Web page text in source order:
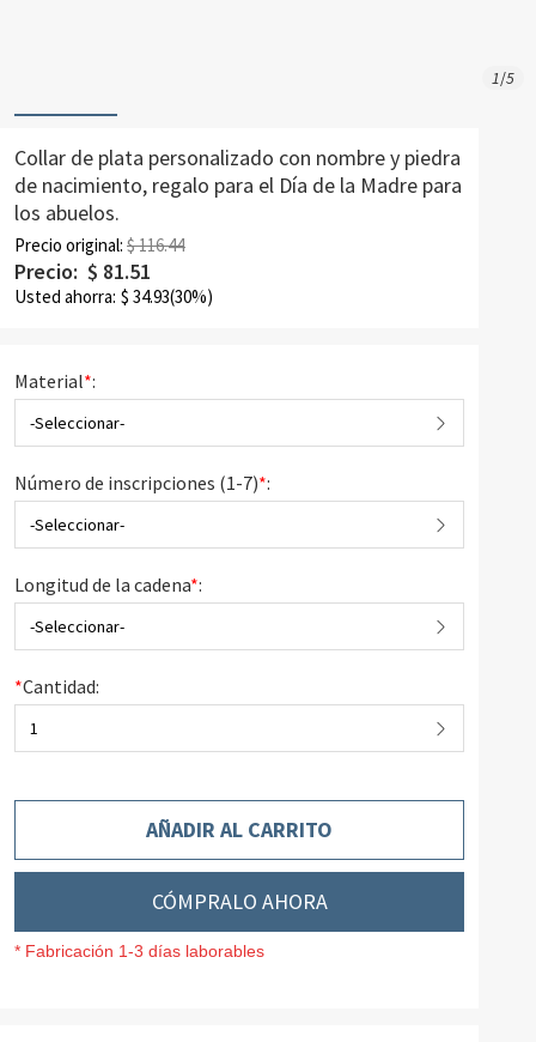
1/5
Collar de plata personalizado con nombre y piedra
de nacimiento, regalo para el Día de la Madre para
los abuelos.
Precio original: $ 116.44
Precio: $ 81.51
Usted ahorra: $ 34.93(30%)
Material*:
-Seleccionar-
Número de inscripciones (1-7)*:
-Seleccionar-
Longitud de la cadena*:
-Seleccionar-
*Cantidad:
1
AÑADIR AL CARRITO
CÓMPRALO AHORA
* Fabricación 1-3 días laborables